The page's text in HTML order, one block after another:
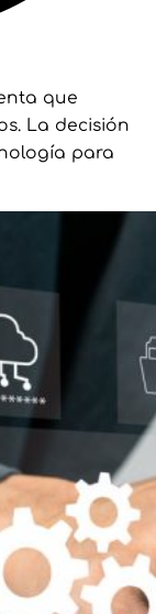
que
La decisión
para